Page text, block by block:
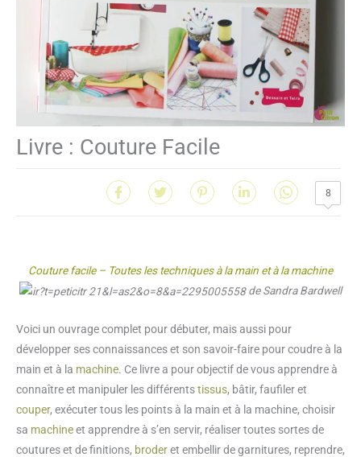
Livre : Couture Facile
8
Couture facile – Toutes les techniques à la main et à la machine
de Sandra Bardwell
Voici un ouvrage complet pour débuter, mais aussi pour
développer ses connaissances et son savoir-faire pour coudre à la
main et à la machine. Ce livre a pour objectif de vous apprendre à
connaître et manipuler les différentstissus, bâtir, faufiler et
couper, exécuter tous les points à la main et à la machine, choisir
sa machineet apprendre à s’en servir, réaliser toutes sortes de
coutures et de finitions, broderet embellir de garnitures, reprendre,